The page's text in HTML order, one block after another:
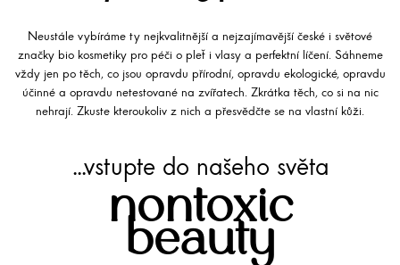
Neustále vybíráme ty nejkvalitnější a nejzajímavější české i světové
značky bio kosmetiky pro péči o pleť i vlasy a perfektní líčení. Sáhneme
vždy jen po těch, co jsou opravdu přírodní, opravdu ekologické, opravdu
účinné a opravdu netestované na zvířatech. Zkrátka těch, co si na nic
nehrají. Zkuste kteroukoliv z nich a přesvědčte se na vlastní kůži.
...vstupte do našeho světa
nontoxic
beauty